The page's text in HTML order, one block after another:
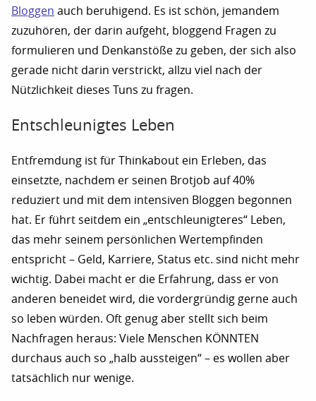
Bloggen auch beruhigend. Es ist schön, jemandem
zuzuhören, der darin aufgeht, bloggend Fragen zu
formulieren und Denkanstöße zu geben, der sich also
gerade nicht darin verstrickt, allzu viel nach der
Nützlichkeit dieses Tuns zu fragen.
Entschleunigtes Leben
Entfremdung ist für Thinkabout ein Erleben, das
einsetzte, nachdem er seinen Brotjob auf 40%
reduziert und mit dem intensiven Bloggen begonnen
hat. Er führt seitdem ein „entschleunigteres“ Leben,
das mehr seinem persönlichen Wertempfinden
entspricht – Geld, Karriere, Status etc. sind nicht mehr
wichtig. Dabei macht er die Erfahrung, dass er von
anderen beneidet wird, die vordergründig gerne auch
so leben würden. Oft genug aber stellt sich beim
Nachfragen heraus: Viele Menschen KÖNNTEN
durchaus auch so „halb aussteigen“ – es wollen aber
tatsächlich nur wenige.